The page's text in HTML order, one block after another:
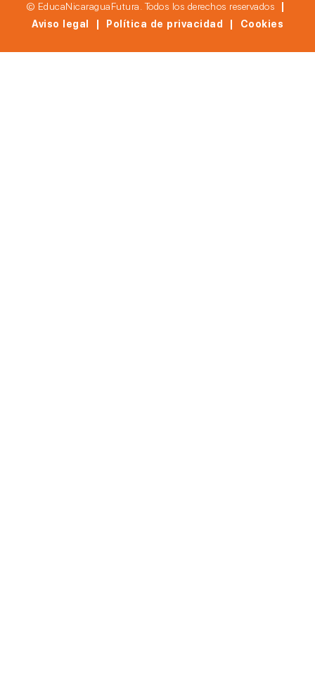
© EducaNicaraguaFutura. Todos los derechos reservados
|
Aviso legal | Política de privacidad | Cookies